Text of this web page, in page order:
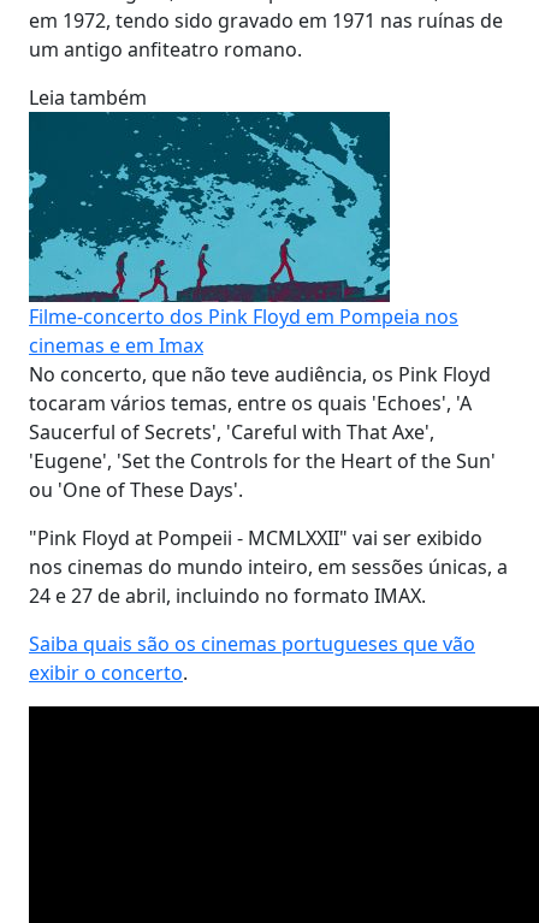
em 1972, tendo sido gravado em 1971 nas ruínas de
um antigo anfiteatro romano.
Leia também
Filme-concerto dos Pink Floyd em Pompeia nos
cinemas e em Imax
No concerto, que não teve audiência, os Pink Floyd
tocaram vários temas, entre os quais 'Echoes', 'A
Saucerful of Secrets', 'Careful with That Axe',
'Eugene', 'Set the Controls for the Heart of the Sun'
ou 'One of These Days'.
"Pink Floyd at Pompeii - MCMLXXII" vai ser exibido
nos cinemas do mundo inteiro, em sessões únicas, a
24 e 27 de abril, incluindo no formato IMAX.
Saiba quais são os cinemas portugueses que vão
exibir o concerto.